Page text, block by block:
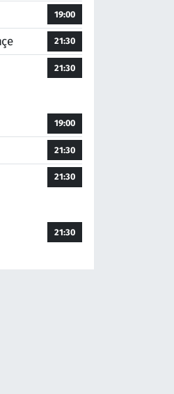
19:00
21:30
21:30
19:00
21:30
21:30
21:30